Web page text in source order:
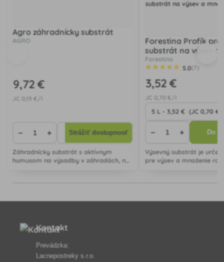
Agro záhradnícky substrát
AGRO
9,72 €
JC 0 ,19 €/l
− + Strážiť dostupnosť
Záhradnícky substrát s aktívnym
humusom na výsadby v záhradách, na
Forestina Profík
substrát na výsev a
Forestina
5.0(7)
3,52 €
JC 0 ,70 €/l
− + Do
Výsevný substrát je
pre výsev a množenie
Kontakt
Prevádzka:
Lacnepostreky s.r.o.